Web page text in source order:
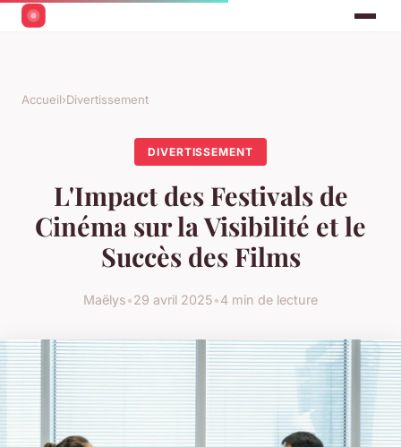
Accueil›Divertissement
DIVERTISSEMENT
L'Impact des Festivals de
Cinéma sur la Visibilité et le
Succès des Films
Maëlys•29 avril 2025•4 min de lecture